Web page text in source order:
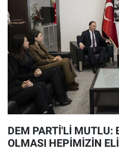
DEM PARTİ'Lİ MUTLU:
OLMASI HEPİMİZİN